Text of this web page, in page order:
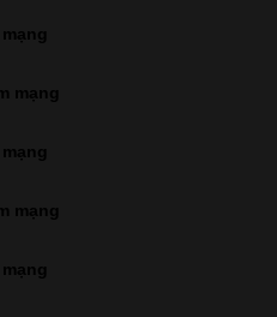
mạng
mạng